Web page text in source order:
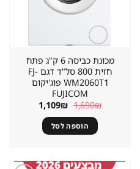
מכונת כביסה 6 ק"ג פתח
חזית 800 סל"ד דגם FJ-
WM2060T1 פוג'יקום
FUJICOM
1,690₪ המחיר
המקורי
היה:
1,690₪.
1,109₪ המחיר
הוספה לסל